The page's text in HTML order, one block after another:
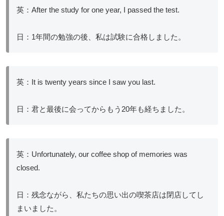
英：After the study for one year, I passed the test.
日：1年間の勉強の後、私は試験に合格しました。
英：It is twenty years since I saw you last.
日：君と最後に会ってからもう20年も経ちました。
英：Unfortunately, our coffee shop of memories was
closed.
日：残念ながら、私たちの思い出の喫茶店は閉店してし
まいました。